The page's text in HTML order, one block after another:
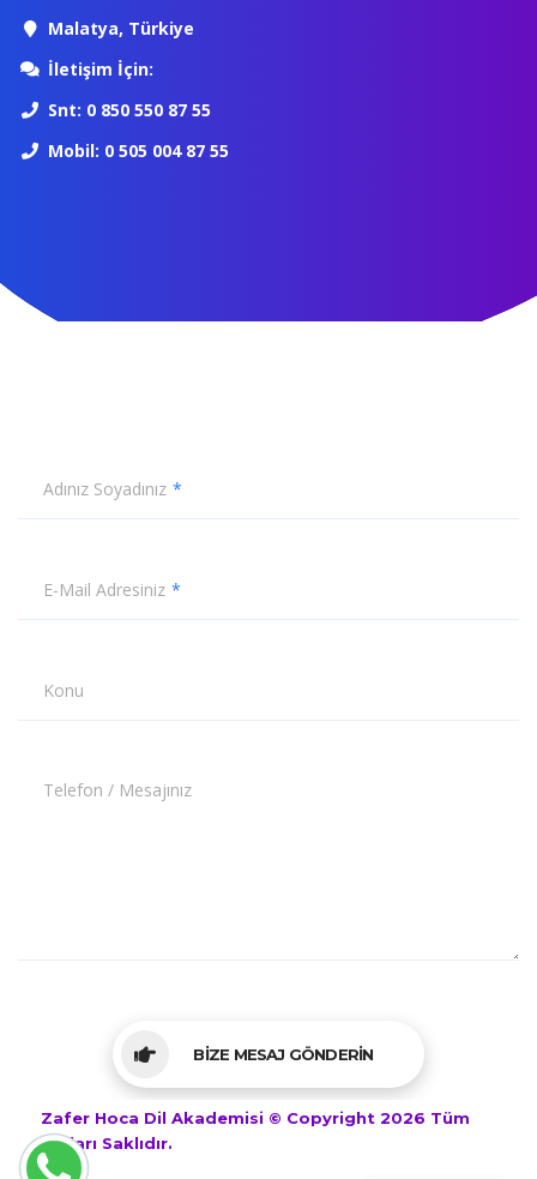
Malatya, Türkiye
İletişim İçin:
Snt: 0 850 550 87 55
Mobil: 0 505 004 87 55
Adınız Soyadınız
E-Mail Adresiniz
Konu
Telefon / Mesajınız
BİZE MESAJ GÖNDERİN
Zafer Hoca Dil Akademisi © Copyright 2026 Tüm
Hakları Saklıdır.